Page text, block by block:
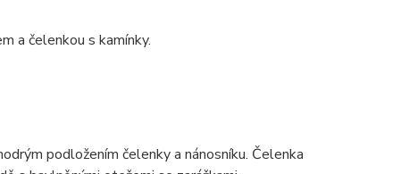
a čelenkou s kamínky.
podložením čelenky a nánosníku. Čelenka